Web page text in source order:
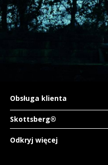
JPY
ECS
HUF
Skottsberg®
Obsługa klienta
Odkryj więcej